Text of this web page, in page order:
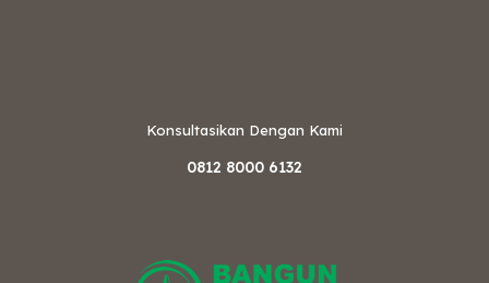
Konsultasikan Dengan Kami
0812 8000 6132